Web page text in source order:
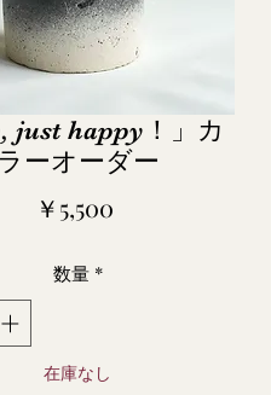
just happy！」カ
ラーオーダー
￥5,500
数量 *
在庫なし